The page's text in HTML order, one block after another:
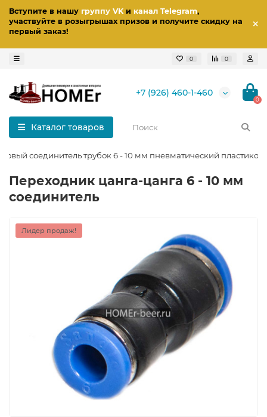
Вступите в нашу группу VKи канал Telegram,
участвуйте в розыгрышах призов и получите скидку на
первый заказ!
0 0
+7 (926) 460-1-460
0
Каталог товаров
соединитель трубок 6 - 10 мм пневматический
Переходник цанга-цанга 6 - 10 мм
соединитель
Лидер продаж!